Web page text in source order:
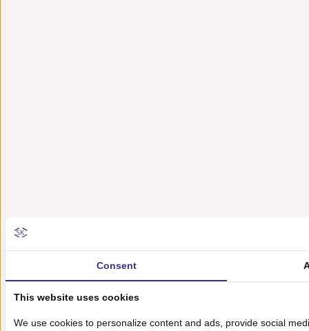
Consent
This website uses cookies
We use cookies to personalize content and ads, provide social